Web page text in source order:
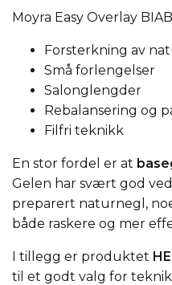
Moyra Easy Overlay
Forsterkning av
Små forlengelser
Salonglengder
Rebalansering og
Filfri teknikk
En stor fordel er at
Gelen har svært god
preparert naturnegl,
både raskere og mer
I tillegg er produktet
til et godt valg for